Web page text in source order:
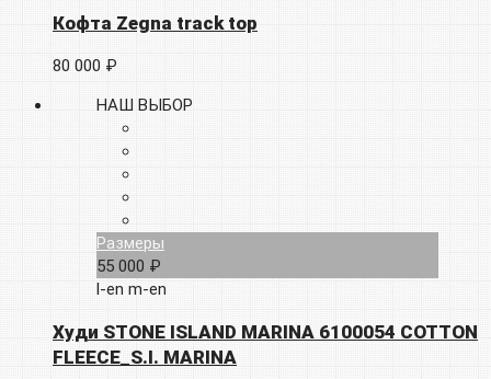
Кофта Zegna track top
80 000 ₽
НАШ ВЫБОР
Размеры
55 000 ₽
l-en m-en
Худи STONE ISLAND MARINA 6100054 COTTON
FLEECE_S.I. MARINA